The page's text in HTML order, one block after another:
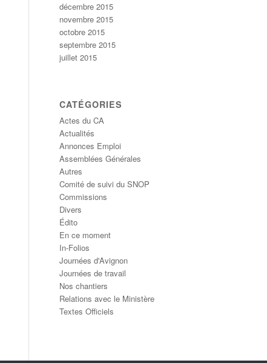
décembre 2015
novembre 2015
octobre 2015
septembre 2015
juillet 2015
CATÉGORIES
Actes du CA
Actualités
Annonces Emploi
Assemblées Générales
Autres
Comité de suivi du SNOP
Commissions
Divers
Édito
En ce moment
In-Folios
Journées d'Avignon
Journées de travail
Nos chantiers
Relations avec le Ministère
Textes Officiels